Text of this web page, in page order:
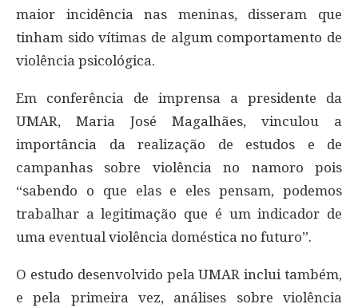
maior incidência nas meninas, disseram que
tinham sido vítimas de algum comportamento de
violência psicológica.
Em conferência de imprensa a presidente da
UMAR, Maria José Magalhães, vinculou a
importância da realização de estudos e de
campanhas sobre violência no namoro pois
“sabendo o que elas e eles pensam, podemos
trabalhar a legitimação que é um indicador de
uma eventual violência doméstica no futuro”.
O estudo desenvolvido pela UMAR inclui também,
e pela primeira vez, análises sobre violência